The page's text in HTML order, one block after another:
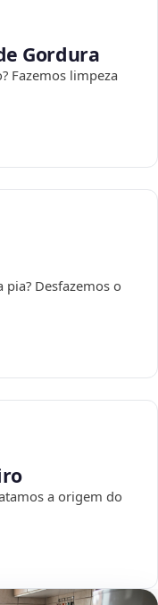
Gordura
Fazemos limpeza
Desfazemos o
a origem do